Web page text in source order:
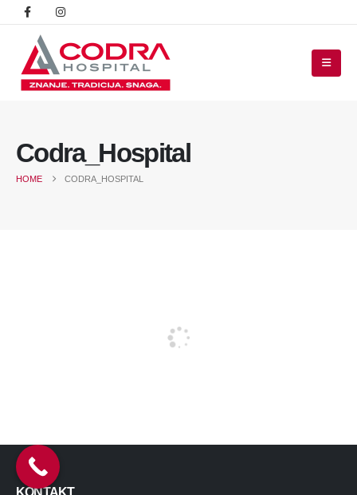
Codra_Hospital
HOME CODRA_HOSPITAL